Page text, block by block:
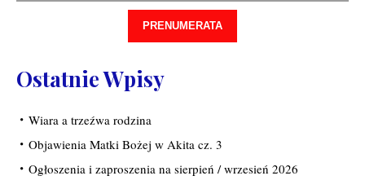
PRENUMERATA
Ostatnie Wpisy
Wiara a trzeźwa rodzina
Objawienia Matki Bożej w Akita cz. 3
Ogłoszenia i zaproszenia na sierpień / wrzesień 2026